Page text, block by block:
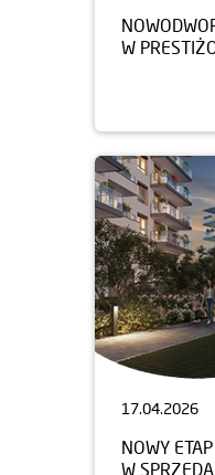
W
17.04.2026
NOWY
W